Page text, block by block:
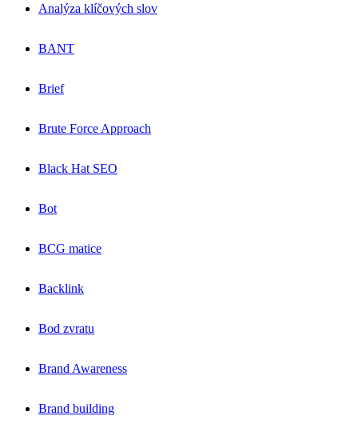
Analýza klíčových slov
BANT
Brief
Brute Force Approach
Black Hat SEO
Bot
BCG matice
Backlink
Bod zvratu
Brand Awareness
Brand building